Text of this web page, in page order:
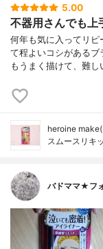
5.00
不器用さんでも上
何年も気に入ってリピ
て程よいコシがあるブ
もうまく描けて、難
heroine
スムースリキ
バドママ★フ